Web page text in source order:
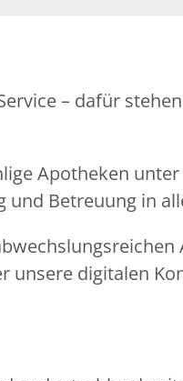
– dafür
Apotheken
Betreuung in
unsere digitalen